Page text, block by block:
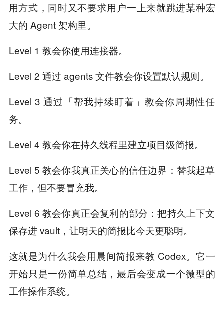
用方式，同时又不要求用户一上来就跳进某种宏
大的 Agent 架构里。
Level 1 教会你使用连接器。
Level 2 通过 agents 文件教会你设置默认规则。
Level 3 通过「帮我持续盯着」教会你周期性任
务。
Level 4 教会你在持久线程里建立项目级简报。
Level 5 教会你我真正关心的信任边界：替我起草
工作，但不要冒充我。
Level 6 教会你真正会复利的部分：把持久上下文
保存进 vault，让明天的简报比今天更聪明。
这就是为什么我会用晨间简报来教 Codex。它一
开始只是一份简单总结，最后会变成一个微型的
工作操作系统。